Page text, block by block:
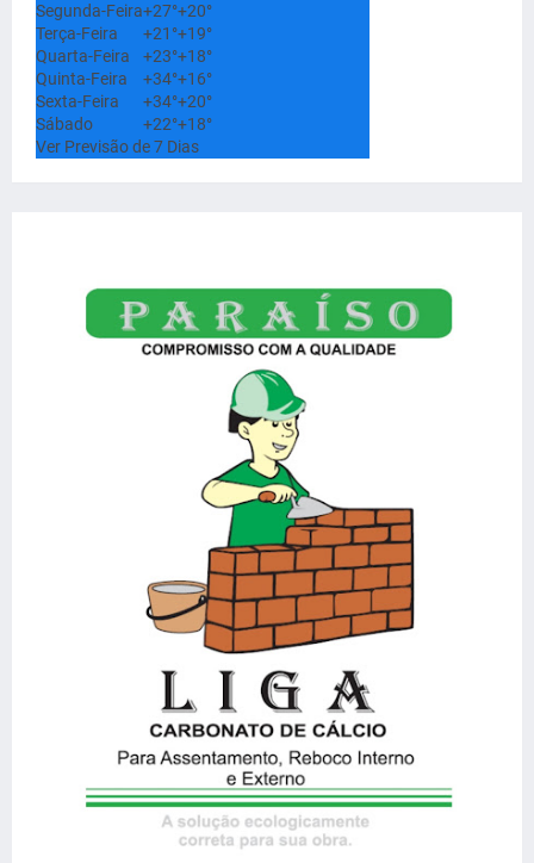
Segunda-Feira+27°+20°
Terça-Feira
+21°+19°
Quarta-Feira
+23°+18°
Quinta-Feira
+34°+16°
Sexta-Feira
+34°+20°
Sábado
+22°+18°
Ver Previsão de 7 Dias